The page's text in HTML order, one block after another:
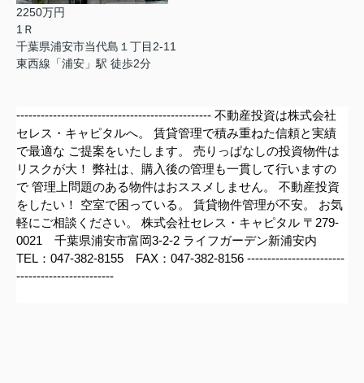
2250万円
1Ｒ
千葉県浦安市当代島１丁目2-11
東西線「浦安」駅 徒歩2分
------------------------------------------------ 不動産投資は株式会社
セレス・キャピタルへ。 賃貸管理で積み重ねた信頼と実績
で最適な ご提案をいたします。 売りっぱなしの投資物件は
リスクが大！ 弊社は、購入後の管理も一貫して行いますの
で 管理上問題のある物件はおススメしません。 不動産投資
をしたい！ 空室で困っている。 賃貸物件管理が不安。 お気
軽にご相談ください。 株式会社セレス・キャピタル 〒279-
0021 千葉県浦安市富岡3-2-2 ライフガーデン新浦安内
TEL：047-382-8155 FAX：047-382-8156 ------------------------
------------------------